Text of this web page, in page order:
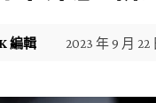
編輯 2023 年 9 月 22